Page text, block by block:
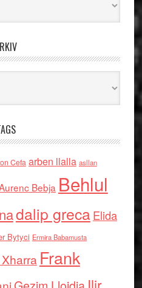
Cefa arben llalla asllan
Bebja Behlul
dalip grecaElida
Bytyci Ermira Babamusta
Frank